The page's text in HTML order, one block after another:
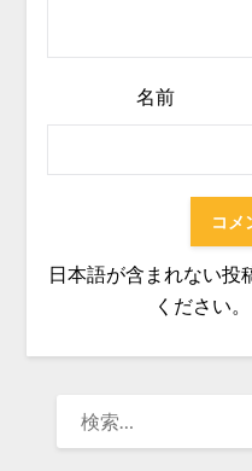
名前
日本語が含まれない投
ください